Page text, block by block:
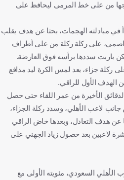
من على خط المرمى ليحافظ على
في مبادلته الهجمات، بحثا عن هدف يقلب
على ركلة ركلة من على أطراف
جدة، على ركلة جزاء، بعد لمس الكرة ليد مدافع
الهدف الأول للراقي.
الأخيرة من عمر اللقاء حتى حصل
لاعب الأهلي، وسدد ركلة الجزاء،
بالدقيقة 90+11 معلنا عن هدف التعادل، وبعدها خاض الراقي
لاعبين بعد حصول زياد الجهني على
الأهلي السعودي، مئويته الأولى مع